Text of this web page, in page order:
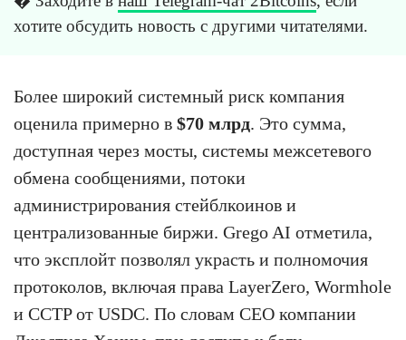
хотите обсудить новость с другими читателями.
Более широкий системный риск компания
оценила примерно в $70 млрд. Это сумма,
доступная через мосты, системы межсетевого
обмена сообщениями, потоки
администрирования стейблкоинов и
централизованные биржи. Grego AI отметила,
что эксплойт позволял украсть и полномочия
протоколов, включая права LayerZero, Wormhole
и CCTP от USDC. По словам CEO компании